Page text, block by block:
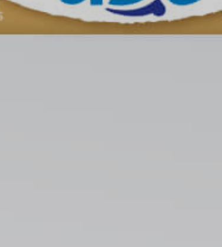
Kontakt